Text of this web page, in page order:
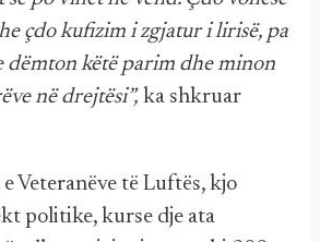
çdo kufizim i zgjatur i lirisë, pa
dëmton këtë parim dhe minon
në drejtësi”, ka shkruar
Veteranëve të Luftës, kjo
politike, kurse dje ata